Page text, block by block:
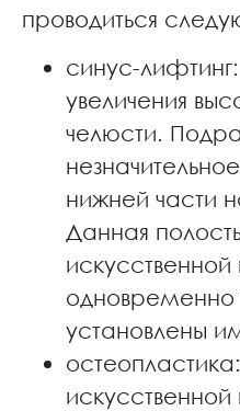
проводиться
синус-
увеличения
челюсти.
нижней части
Данная
искусственной
одновременно
установлены